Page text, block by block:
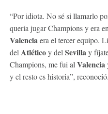
“Por idiota. No sé si llamarlo
quería jugar Champions y era
Valenciaera el tercer equipo.
del Atléticoy del Sevillay
Champions, me fui al Valencia
y el resto es historia”, reconoció.